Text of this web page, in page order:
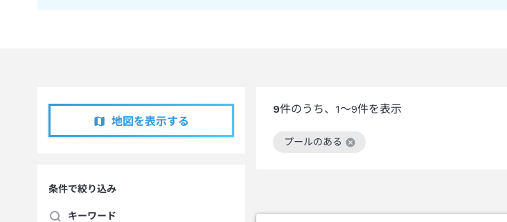
地図を表示する
条件で絞り込み
キーワード
9件のうち、 1～9件を表示
プールのある
この絞り込み条件を解除